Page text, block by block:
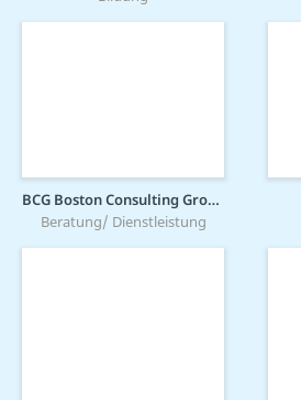
BCG Boston Consulting Group
Beratung/ Dienstleistung